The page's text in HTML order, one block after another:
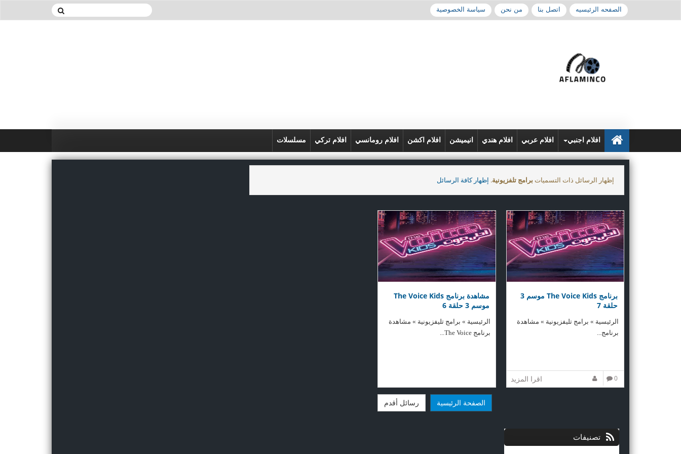
الصفحه الرئيسيه اتصل بنا من نحن سياسة الخصوصية
افلام اجنبي افلام عربي افلام هندي انيميشن افلام اكشن افلام رومانسي افلام تركي مسلسلات
‏إظهار الرسائل ذات التسميات برامج تلفزيونية. إظهار كافة الرسائل
برنامج The Voice Kids موسم 3
حلقة 7
الرئيسية » برامج تليفزيونية » مشاهدة
برنامج...
اقرا المزيد 0
مشاهدة برنامج The Voice Kids
موسم 3 حلقة 6
الرئيسية » برامج تليفزيونية » مشاهدة
برنامج The Voice...
رسائل أقدم الصفحة الرئيسية
تصنيفات